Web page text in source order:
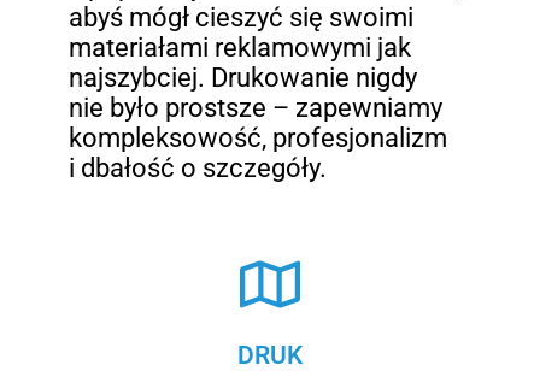
DRUK
abyś mógł cieszyć się swoimi
materiałami reklamowymi jak
najszybciej. Drukowanie nigdy
nie było prostsze – zapewniamy
kompleksowość, profesjonalizm
i dbałość o szczegóły.